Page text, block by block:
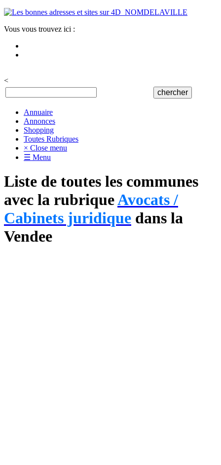
Vous vous trouvez ici :
<
Annuaire
Annonces
Shopping
Toutes Rubriques
× Close menu
☰ Menu
Liste de toutes les communes
avec la rubriqueAvocats /
Cabinets juridique dans la
Vendee